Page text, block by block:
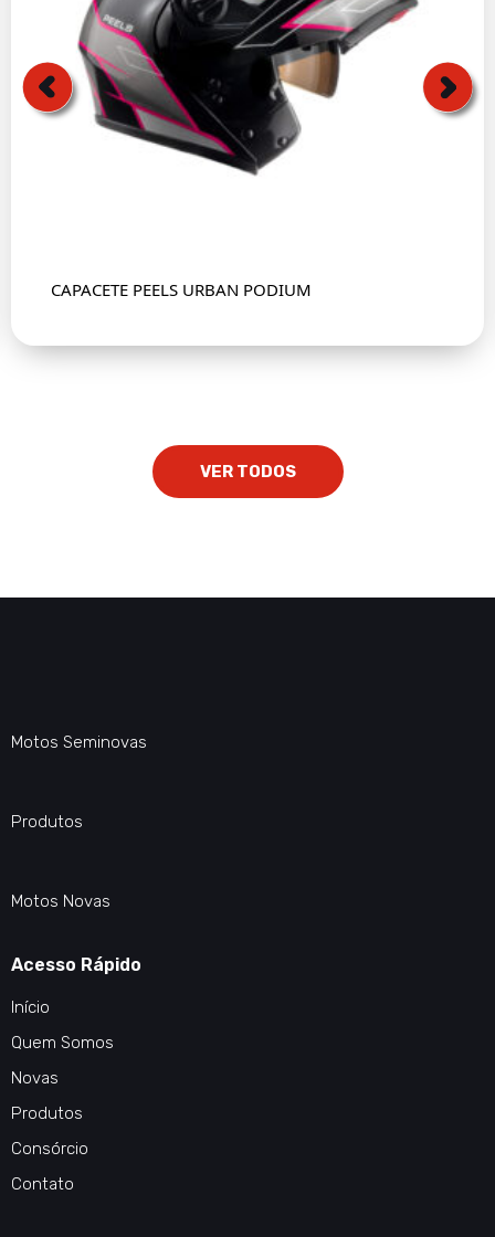
CAPACETE PEELS URBAN PODIUM
VER TODOS
Motos Seminovas
Produtos
Motos Novas
Acesso Rápido
Início
Quem Somos
Novas
Produtos
Consórcio
Contato